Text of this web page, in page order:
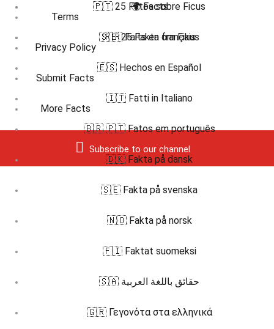
Terms
Privacy Policy
Submit Facts
More Facts
Subscribe to our channel
🇵🇹 25 Fatos sobre Ficus
🇸🇪 25 Fakta om Fikus
🌍 Facts
🇫🇷 Faits en français
🇪🇸 Hechos en Español
🇮🇹 Fatti in Italiano
🇧🇷 🇵🇹 Fatos em português
🇩🇰 Fakta på dansk
🇸🇪 Fakta på svenska
🇳🇴 Fakta på norsk
🇫🇮 Faktat suomeksi
🇸🇦 حقائق باللغة العربية
🇬🇷 Γεγονότα στα ελληνικά